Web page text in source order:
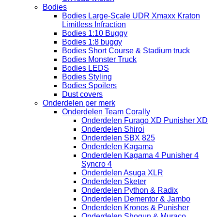
Bodies
Bodies Large-Scale UDR Xmaxx Kraton
Limitless Infraction
Bodies 1:10 Buggy
Bodies 1:8 buggy
Bodies Short Course & Stadium truck
Bodies Monster Truck
Bodies LEDS
Bodies Styling
Bodies Spoilers
Dust covers
Onderdelen per merk
Onderdelen Team Corally
Onderdelen Furago XD Punisher XD
Onderdelen Shiroi
Onderdelen SBX 825
Onderdelen Kagama
Onderdelen Kagama 4 Punisher 4
Syncro 4
Onderdelen Asuga XLR
Onderdelen Sketer
Onderdelen Python & Radix
Onderdelen Dementor & Jambo
Onderdelen Kronos & Punisher